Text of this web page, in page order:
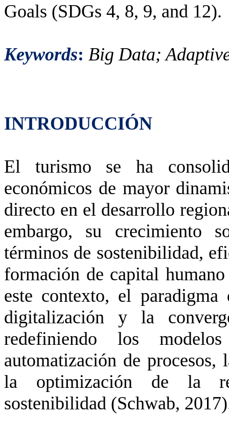
Goals (SDGs 4, 8, 9, and 12).
Keywords: Big Data;
INTRODUCCIÓN
El turismo se ha
económicos de mayor
directo en el desarrollo
embargo, su crecimiento
términos de sostenibilidad,
formación de capital
este contexto, el
digitalización y la
redefiniendo los
automatización de
la optimización de la
sostenibilidad (Schwab,